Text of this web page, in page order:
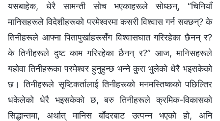
यसबाहेक, धेरै सामन्ती सोच भएकाहरूले सोध्छन्, “चिनियाँ
मानिसहरूले विदेशीहरूको परमेश्‍वरमा कसरी विश्‍वास गर्न सक्छन्? के
तिनीहरूले आफ्ना पितापुर्खाहरूसँग विश्‍वासघात गरिरहेका छैनन् र?
के तिनीहरूले दुष्ट काम गरिरहेका छैनन् र?” आज, मानिसहरूले
यहोवा तिनीहरूका परमेश्‍वर हुनुहुन्छ भन्‍ने कुरा भुलेको धेरै भइसकेको
छ। तिनीहरूले सृष्टिकर्तालाई तिनीहरूको मनमस्तिष्कको पछिल्तिर
धकेलेको धेरै भइसकेको छ, बरु तिनीहरूले क्रमिक-विकासको
सिद्धान्तमा, अर्थात् मानिस बाँदरबाट उत्पन्‍न भएको हो, अनि